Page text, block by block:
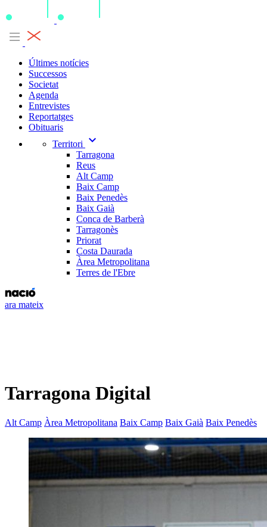
Últimes notícies
Successos
Societat
Agenda
Entrevistes
Reportatges
Obituaris
Territori
expand_more
Tarragona
Reus
Alt Camp
Baix Camp
Baix Penedès
Baix Gaià
Conca de Barberà
Tarragonès
Priorat
Costa Daurada
Àrea Metropolitana
Terres de l'Ebre
ara mateix
Tarragona Digital
Alt Camp Àrea Metropolitana Baix Camp Baix Gaià Baix Penedès